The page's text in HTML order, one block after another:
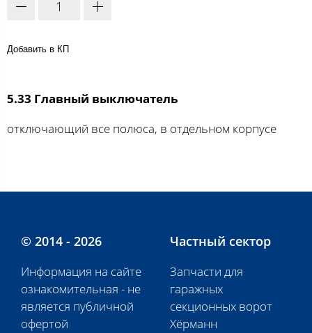
Добавить в КП
5.33 Главный выключатель
отключающий все полюса, в отдельном корпусе
© 2014 - 2026
Информация на сайте
ознакомительная - не
является публичной
офертой
Частный сектор
Запчасти для
гаражных
секционных ворот
Хёрманн